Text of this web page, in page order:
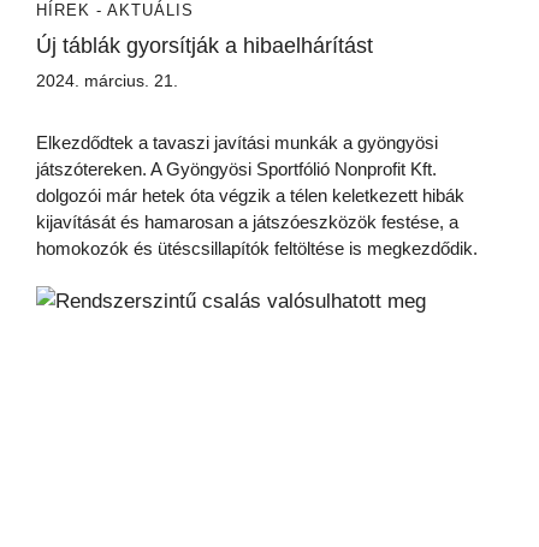
HÍREK - AKTUÁLIS
Új táblák gyorsítják a hibaelhárítást
2024. március. 21.
Elkezdődtek a tavaszi javítási munkák a gyöngyösi
játszótereken. A Gyöngyösi Sportfólió Nonprofit Kft.
dolgozói már hetek óta végzik a télen keletkezett hibák
kijavítását és hamarosan a játszóeszközök festése, a
homokozók és ütéscsillapítók feltöltése is megkezdődik.